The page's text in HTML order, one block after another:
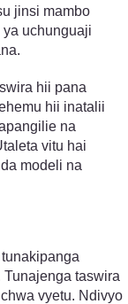
jinsi mambo
uchunguaji
hii pana
hii inatalii
na
vitu hai
modeli na
taswira
vyetu. Ndivyo